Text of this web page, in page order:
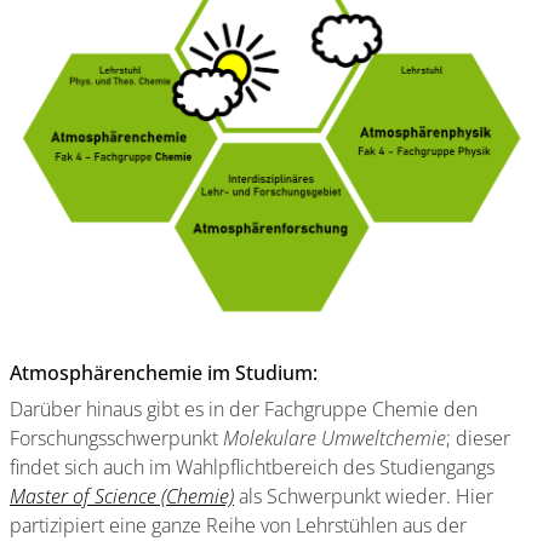
Atmosphärenchemie im Studium:
Darüber hinaus gibt es in der Fachgruppe Chemie den
ForschungsschwerpunktMolekulare Umweltchemie; dieser
findet sich auch im Wahlpflichtbereich des Studiengangs
Master of Science (Chemie)als Schwerpunkt wieder. Hier
partizipiert eine ganze Reihe von Lehrstühlen aus der